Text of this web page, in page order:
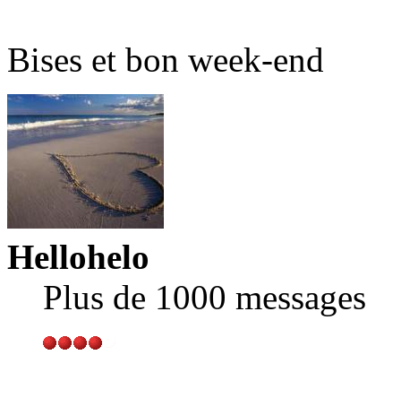
Bises et bon week-end
Hellohelo
Plus de 1000 messages